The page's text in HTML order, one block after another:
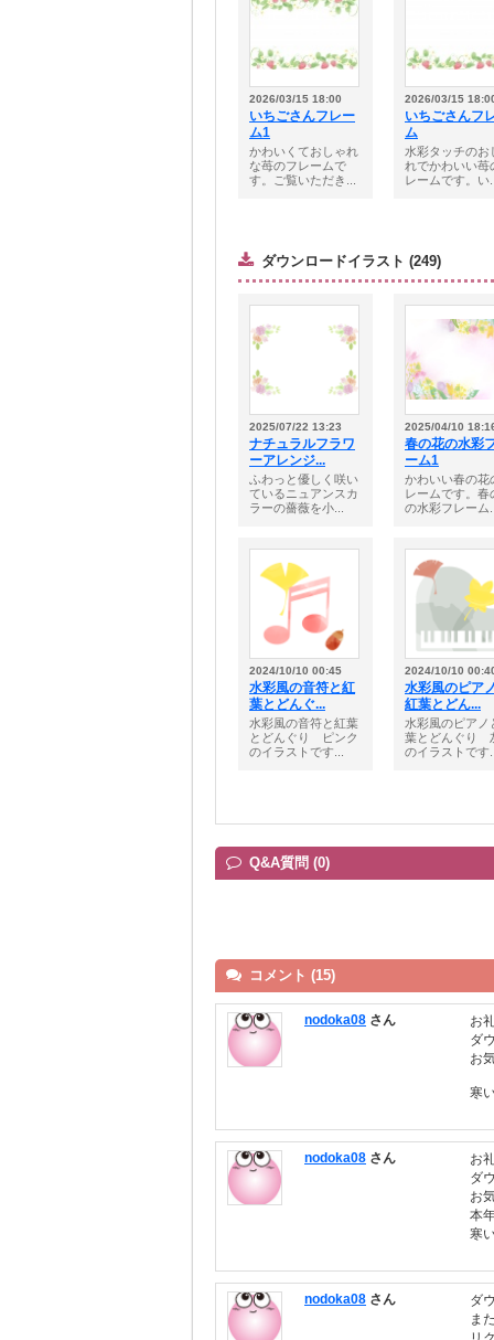
2026/03/15 18:00
いちごさんフレー
ム1
かわいくておしゃれ
な苺のフレームで
す。ご覧いただき...
2026/03/15
いちごさんフ
ム
水彩タッチのお
れでかわいい苺
レームです。い
ダウンロードイラスト (249)
2025/07/22 13:23
ナチュラルフラワ
ーアレンジ...
ふわっと優しく咲い
ているニュアンスカ
ラーの薔薇を小...
2025/04/10
春の花の水彩
ーム1
かわいい春の花
レームです。春
の水彩フレーム
2024/10/10 00:45
水彩風の音符と紅
葉とどんぐ...
水彩風の音符と紅葉
とどんぐり ピンク
のイラストです...
2024/10/10
水彩風のピア
紅葉とどん...
水彩風のピアノ
葉とどんぐり
のイラストです
Q&A質問 (0)
コメント (15)
nodoka08 さん
お
ダ
お
寒
nodoka08 さん
お
ダ
お
本
寒
nodoka08 さん
ダ
ま